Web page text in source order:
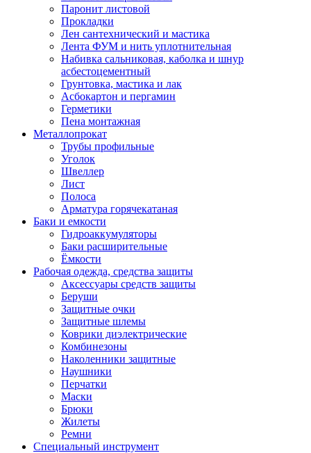
Паронит листовой
Прокладки
Лен сантехнический и мастика
Лента ФУМ и нить уплотнительная
Набивка сальниковая, каболка и шнур
асбестоцементный
Грунтовка, мастика и лак
Асбокартон и пергамин
Герметики
Пена монтажная
Металлопрокат
Трубы профильные
Уголок
Швеллер
Лист
Полоса
Арматура горячекатаная
Баки и емкости
Гидроаккумуляторы
Баки расширительные
Ёмкости
Рабочая одежда, средства защиты
Аксессуары средств защиты
Беруши
Защитные очки
Защитные шлемы
Коврики диэлектрические
Комбинезоны
Наколенники защитные
Наушники
Перчатки
Маски
Брюки
Жилеты
Ремни
Специальный инструмент